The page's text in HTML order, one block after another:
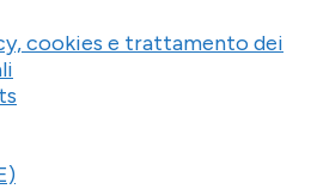
cookies e trattamento dei